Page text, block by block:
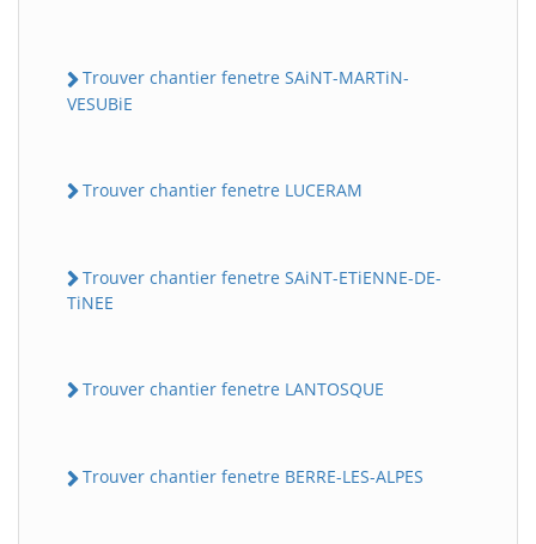
Trouver chantier fenetre SAiNT-MARTiN-
VESUBiE
Trouver chantier fenetre LUCERAM
Trouver chantier fenetre SAiNT-ETiENNE-DE-
TiNEE
Trouver chantier fenetre LANTOSQUE
Trouver chantier fenetre BERRE-LES-ALPES